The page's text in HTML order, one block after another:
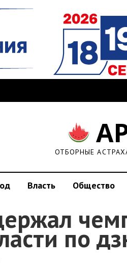
ОТБОРНЫЕ
Власть Общество
по